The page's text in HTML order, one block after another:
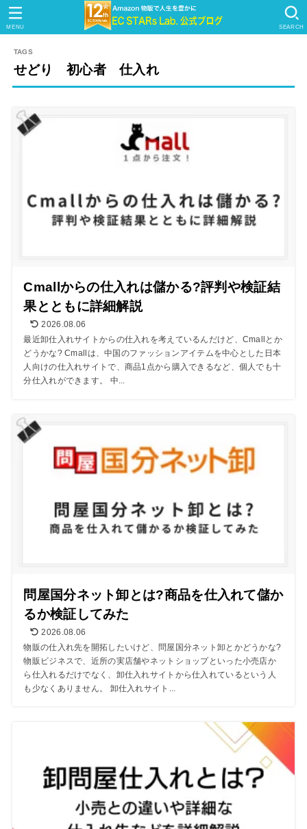
SEARCH
MENU
せどり 初心者 仕入れ
Cmallからの仕入れは儲かる?評判や検証結
果とともに詳細解説
2026.08.06
最近卸仕入れサイトからの仕入れを考えているんだけど、Cmallとか
どうかな? Cmallは、中国のファッションアイテムを中心とした日本
人向けの仕入れサイトで、商品1点から購入できるなど、個人でも十
分仕入れができます。 中...
問屋国分ネット卸とは?商品を仕入れて儲か
るか検証してみた
2026.08.06
物販の仕入れ先を開拓したいけど、問屋国分ネット卸とかどうかな?
物販ビジネスで、近所の実店舗やネットショップといった小売店か
ら仕入れるだけでなく、卸仕入れサイトから仕入れているという人
も少なくありません。 卸仕入れサイト...